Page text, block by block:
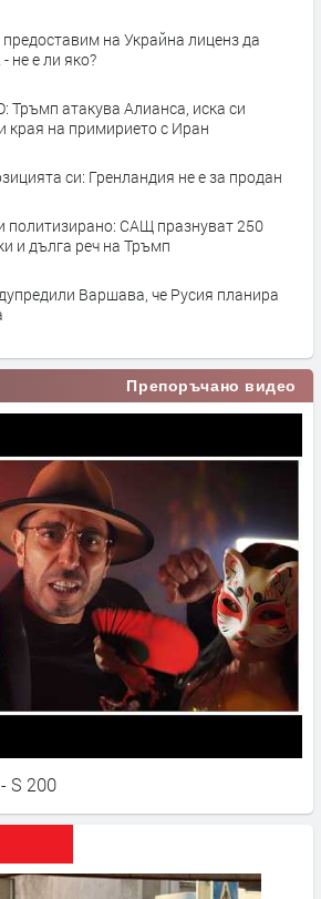
на Украйна лиценз да
не е ли яко?
Тръмп атакува Алианса, иска си
края на примирието с Иран
си: Гренландия не е за продан
политизирано: САЩ празнуват 250
и дълга реч на Тръмп
Варшава, че Русия планира
Препоръчано видео
S 200